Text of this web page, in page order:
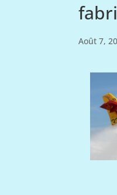
Août 7,